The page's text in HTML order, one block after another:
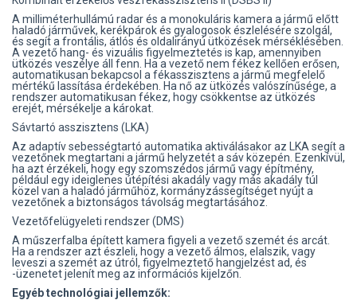
A milliméterhullámú radar és a monokuláris kamera a jármű előtt
haladó járművek, kerékpárok és gyalogosok észlelésére szolgál,
és segít a frontális, átlós és oldalirányú ütközések mérséklésében.
A vezető hang- és vizuális figyelmeztetés is kap, amennyiben
ütközés veszélye áll fenn. Ha a vezető nem fékez kellően erősen,
automatikusan bekapcsol a fékasszisztens a jármű megfelelő
mértékű lassítása érdekében. Ha nő az ütközés valószínűsége, a
rendszer automatikusan fékez, hogy csökkentse az ütközés
erejét, mérsékelje a károkat.
Sávtartó asszisztens (LKA)
Az adaptív sebességtartó automatika aktiválásakor az LKA segít a
vezetőnek megtartani a jármű helyzetét a sáv közepén. Ezenkívül,
ha azt érzékeli, hogy egy szomszédos jármű vagy építmény,
például egy ideiglenes útépítési akadály vagy más akadály túl
közel van a haladó járműhöz, kormányzássegítséget nyújt a
vezetőnek a biztonságos távolság megtartásához.
Vezetőfelügyeleti rendszer (DMS)
A műszerfalba épített kamera figyeli a vezető szemét és arcát.
Ha a rendszer azt észleli, hogy a vezető álmos, elalszik, vagy
leveszi a szemét az útról, figyelmeztető hangjelzést ad, és
-üzenetet jelenít meg az információs kijelzőn.
Egyéb technológiai jellemzők: